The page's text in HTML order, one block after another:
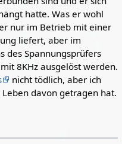
hatte. Was er wohl
nur im Betrieb mit einer
liefert, aber im
des Spannungsprüfers
8KHz ausgelöst werden.
nicht tödlich, aber ich
davon getragen hat.